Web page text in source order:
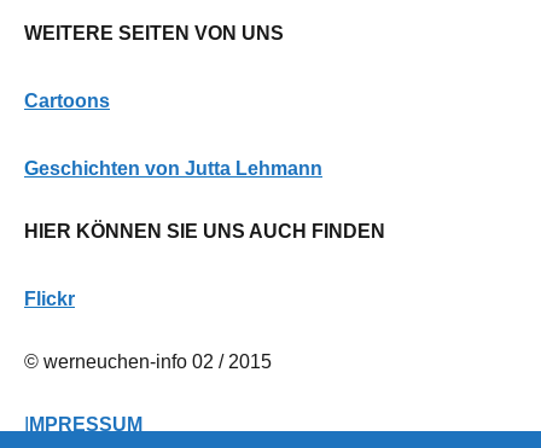
WEITERE SEITEN VON UNS
Cartoons
Geschichten von Jutta Lehmann
HIER KÖNNEN SIE UNS AUCH FINDEN
Flickr
© werneuchen-info 02 / 2015
MPRESSUM